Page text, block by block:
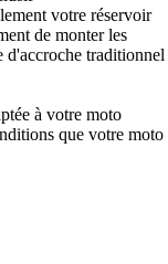
votre réservoir
de monter les
d'accroche traditionnel
à votre moto
que votre moto